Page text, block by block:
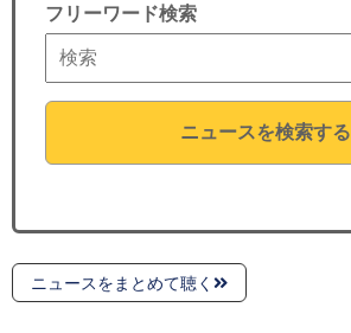
労務顧問
ＩＴ
フリーワード検索
ニュースを検索する
ニュースをまとめて聴く